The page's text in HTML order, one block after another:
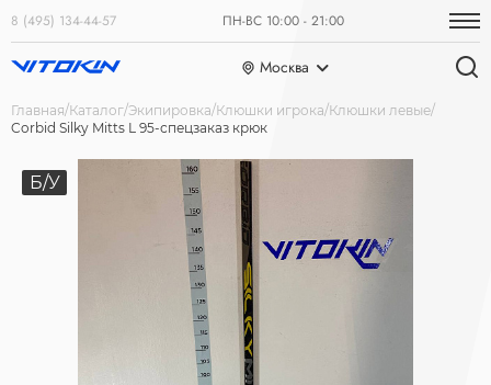
8 (495) 134-44-57 ПН-ВС 10:00 - 21:00
Москва
Главная Каталог Экипировка Клюшки игрока Клюшки левые
Corbid Silky Mitts L 95-спецзаказ крюк
Б/У